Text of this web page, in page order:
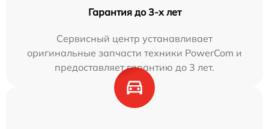
Гарантия до 3-х лет
Сервисный центр устанавливает
оригинальные запчасти техники PowerCom и
предоставляет гарантию до 3 лет.